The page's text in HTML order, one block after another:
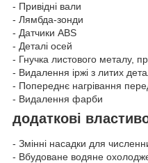
- Привідні вали
- Лямбда-зонди
- Датчики ABS
- Деталі осей
- Гнучка листового металу,
- Видалення іржі з литих
- Попереднє нагрівання
- Видалення фарби
додаткові
- Змінні насадки для
- Вбудоване водяне